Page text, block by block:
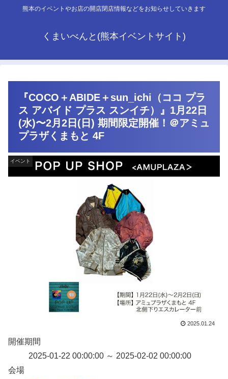
熊本のイベントやお店の開店閉店情報などをお知らせしていきます
くまいべんと(熊本イベントサイト)
『COCO＋ABIDE＋sun_ichi（ココ プラ
ス アバイド プラス スンイチ）』1月22日
(水)〜2月2日(日) 期間限定開催！＠アミュ
プラザくまもと 4F
イベント
2025.01.24
開催期間
2025-01-22 00:00:00 ～ 2025-02-02 00:00:00
会場